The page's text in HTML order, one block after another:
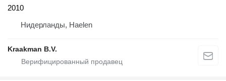
2010
Нидерланды, Haelen
Kraakman B.V.